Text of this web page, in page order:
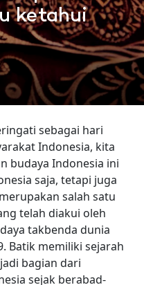
ketahui
sebagai hari
Indonesia, kita
budaya Indonesia ini
saja, tetapi juga
salah satu
telah diakui oleh
takbenda dunia
Batik memiliki sejarah
bagian dari
sejak berabad-